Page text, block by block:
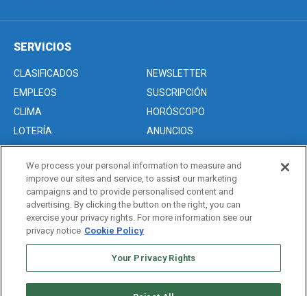
SERVICIOS
CLASIFICADOS
NEWSLETTER
EMPLEOS
SUSCRIPCIÓN
CLIMA
HORÓSCOPO
LOTERÍA
ANUNCIOS
Acerca de nosotros
Advertise with Us/Anuncios
Politica de Privacidad
Editorial Guidelines
We process your personal information to measure and
improve our sites and service, to assist our marketing
campaigns and to provide personalised content and
advertising. By clicking the button on the right, you can
exercise your privacy rights. For more information see our
privacy notice Cookie Policy
Your Privacy Rights